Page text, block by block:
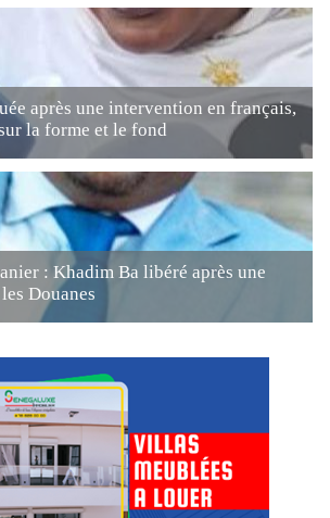
après une intervention en français,
la forme et le fond
: Khadim Ba libéré après une
Douanes